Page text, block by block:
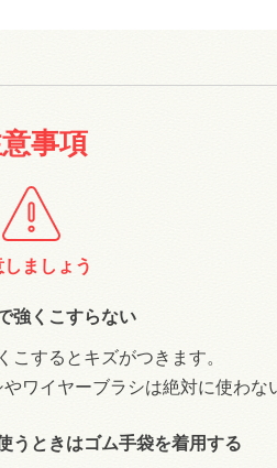
事項
ましょう
強くこすらない
こするとキズがつきます。
ワイヤーブラシは絶対に使わな
うときはゴム手袋を着用する